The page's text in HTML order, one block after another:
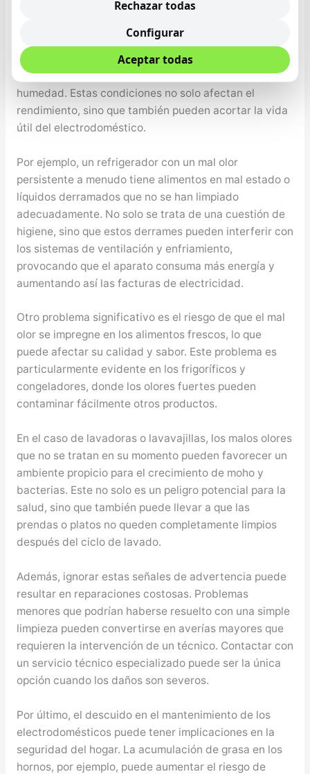
y no atender los malos olores puede tener varias
una molestia olfativa. Uno de los efectos más
inmediatos es el deterioro de las funciones de los
aparatos debido a la acumulación de residuos y
humedad. Estas condiciones no solo afectan el
rendimiento, sino que también pueden acortar la vida
útil del electrodoméstico.
Por ejemplo, un refrigerador con un mal olor
persistente a menudo tiene alimentos en mal estado o
líquidos derramados que no se han limpiado
adecuadamente. No solo se trata de una cuestión de
higiene, sino que estos derrames pueden interferir con
los sistemas de ventilación y enfriamiento,
provocando que el aparato consuma más energía y
aumentando así las facturas de electricidad.
Otro problema significativo es el riesgo de que el mal
olor se impregne en los alimentos frescos, lo que
puede afectar su calidad y sabor. Este problema es
particularmente evidente en los frigoríficos y
congeladores, donde los olores fuertes pueden
contaminar fácilmente otros productos.
En el caso de lavadoras o lavavajillas, los malos olores
que no se tratan en su momento pueden favorecer un
ambiente propicio para el crecimiento de moho y
bacterias. Este no solo es un peligro potencial para la
salud, sino que también puede llevar a que las
prendas o platos no queden completamente limpios
después del ciclo de lavado.
Además, ignorar estas señales de advertencia puede
resultar en reparaciones costosas. Problemas
menores que podrían haberse resuelto con una simple
limpieza pueden convertirse en averías mayores que
requieren la intervención de un técnico. Contactar con
un servicio técnico especializado puede ser la única
opción cuando los daños son severos.
Por último, el descuido en el mantenimiento de los
electrodomésticos puede tener implicaciones en la
seguridad del hogar. La acumulación de grasa en los
hornos, por ejemplo, puede aumentar el riesgo de
Rechazar todas
Configurar
Aceptar todas